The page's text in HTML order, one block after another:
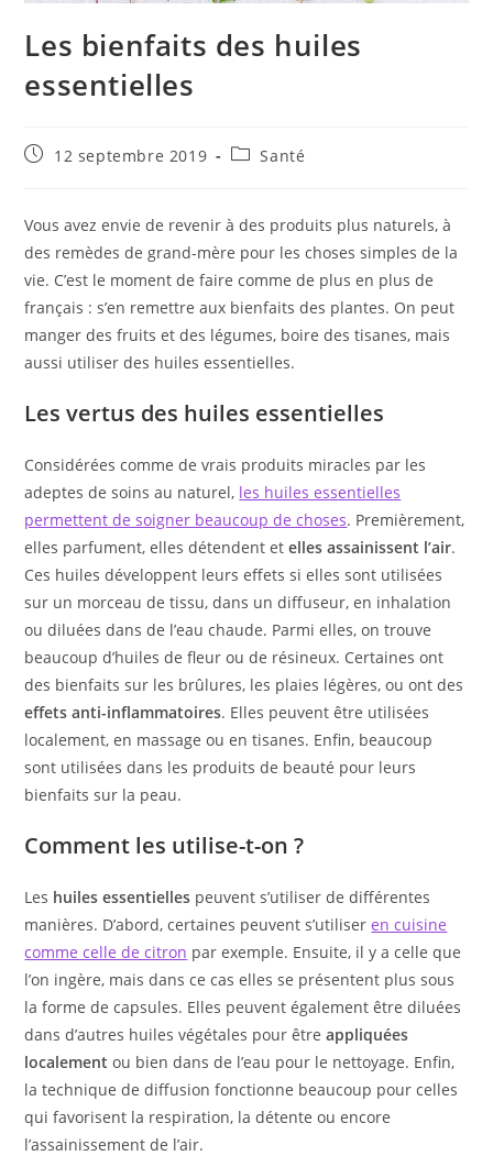
Les bienfaits des huiles
essentielles
Publication
12 septembre 2019
PostSanté
Vous avez envie de revenir à des produits plus naturels, à
des remèdes de grand-mère pour les choses simples de la
vie. C’est le moment de faire comme de plus en plus de
français : s’en remettre aux bienfaits des plantes. On peut
manger des fruits et des légumes, boire des tisanes, mais
aussi utiliser des huiles essentielles.
Les vertus des huiles essentielles
Considérées comme de vrais produits miracles par les
adeptes de soins au naturel, les huiles essentielles
permettent de soigner beaucoup de choses. Premièrement,
elles parfument, elles détendent etelles assainissent l’air.
Ces huiles développent leurs effets si elles sont utilisées
sur un morceau de tissu, dans un diffuseur, en inhalation
ou diluées dans de l’eau chaude. Parmi elles, on trouve
beaucoup d’huiles de fleur ou de résineux. Certaines ont
des bienfaits sur les brûlures, les plaies légères, ou ont des
effets anti-inflammatoires. Elles peuvent être utilisées
localement, en massage ou en tisanes. Enfin, beaucoup
sont utilisées dans les produits de beauté pour leurs
bienfaits sur la peau.
Comment les utilise-t-on ?
Les huiles essentielles peuvent s’utiliser de différentes
manières. D’abord, certaines peuvent s’utiliseren cuisine
comme celle de citron par exemple. Ensuite, il y a celle que
l’on ingère, mais dans ce cas elles se présentent plus sous
la forme de capsules. Elles peuvent également être diluées
dans d’autres huiles végétales pour êtreappliquées
localement ou bien dans de l’eau pour le nettoyage. Enfin,
la technique de diffusion fonctionne beaucoup pour celles
qui favorisent la respiration, la détente ou encore
l’assainissement de l’air.